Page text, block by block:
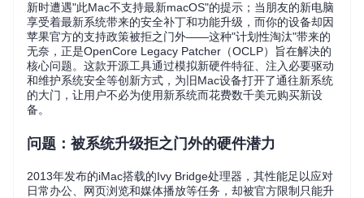
新时遭遇"此Mac不支持最新macOS"的提示；当朋友的新电脑
享受着最新系统带来的安全补丁和功能升级，而你的设备却因
苹果官方的支持政策被拒之门外——这种"计划性淘汰"带来的
无奈，正是OpenCore Legacy Patcher（OCLP）旨在解决的
核心问题。这款开源工具通过模拟新硬件特征、注入必要驱动
和维护系统安全等创新方式，为旧Mac设备打开了通往新系统
的大门，让用户不必为使用新系统而花费数千美元购买新设
备。
问题：被系统升级拒之门外的硬件潜力
2013年发布的iMac搭载的Ivy Bridge处理器，其性能足以应对
日常办公、网页浏览和媒体播放等任务，却被官方限制只能升